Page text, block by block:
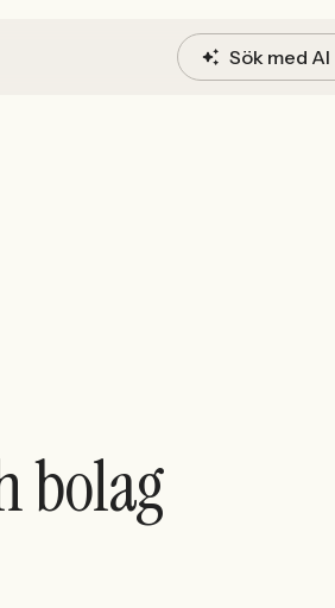
Sök med AI
bolag